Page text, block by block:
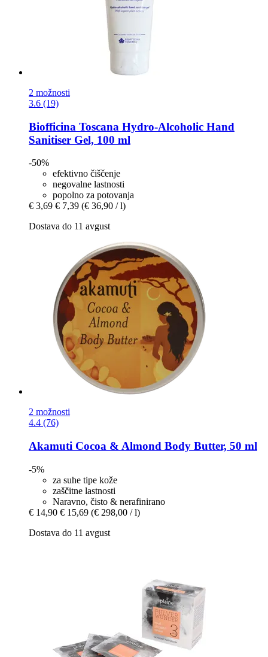
2 možnosti
3.6 (19)
Biofficina Toscana Hydro-​Alcoholic Hand
Sanitiser Gel, 100 ml
-50%
efektivno čiščenje
negovalne lastnosti
popolno za potovanja
€ 3,69 € 7,39 (€ 36,90 / l)
Dostava do 11 avgust
2 možnosti
4.4 (76)
Akamuti Cocoa & Almond Body Butter, 50 ml
-5%
za suhe tipe kože
zaščitne lastnosti
Naravno, čisto & nerafinirano
€ 14,90 € 15,69 (€ 298,00 / l)
Dostava do 11 avgust